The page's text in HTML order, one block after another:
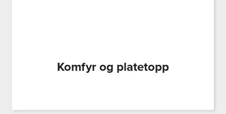
Komfyr og platetopp